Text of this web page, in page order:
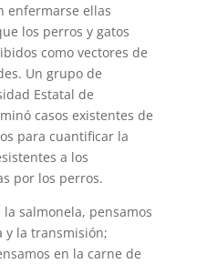
enfermarse ellas
los perros y gatos
como vectores de
Un grupo de
Estatal de
casos existentes de
para cuantificar la
a los
por los perros.
salmonela, pensamos
y la transmisión;
en la carne de